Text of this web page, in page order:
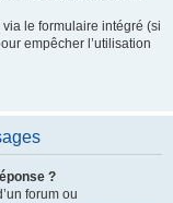
le formulaire intégré (si
empêcher l’utilisation
?
forum ou